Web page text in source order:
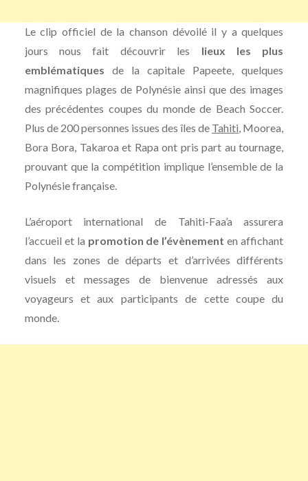
Le clip officiel de la chanson dévoilé il y a quelques
jours nous fait découvrir les lieux les plus
emblématiques de la capitale Papeete, quelques
magnifiques plages de Polynésie ainsi que des images
des précédentes coupes du monde de Beach Soccer.
Plus de 200 personnes issues des îles de Tahiti, Moorea,
Bora Bora, Takaroa et Rapa ont pris part au tournage,
prouvant que la compétition implique l’ensemble de la
Polynésie française.
L’aéroport international de Tahiti-Faa’a assurera
l’accueil et la promotion de l’évènement en affichant
dans les zones de départs et d’arrivées différents
visuels et messages de bienvenue adressés aux
voyageurs et aux participants de cette coupe du
monde.